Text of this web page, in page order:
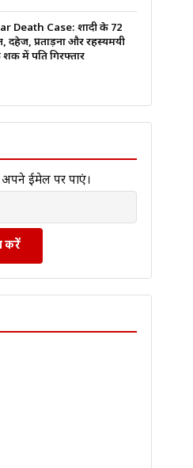
Death Case: शादी के 72
दहेज, प्रताड़ना और रहस्यमयी
में पति गिरफ्तार
ईमेल पर पाएं।
करें